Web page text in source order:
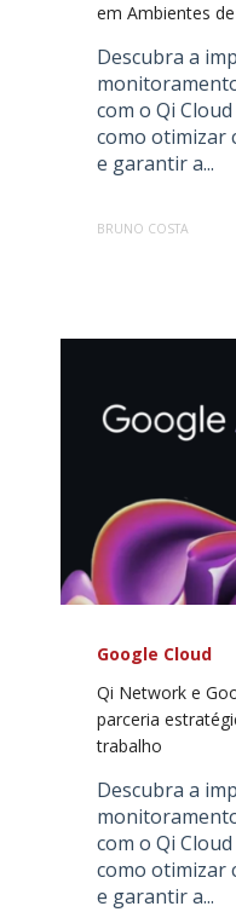
em Ambientes
Descubra a
com o Qi
como otimizar
e garantir a...
BRUNO COSTA
Google Cloud
Qi Network e
parceria
trabalho
Descubra a
com o Qi
como otimizar
e garantir a...